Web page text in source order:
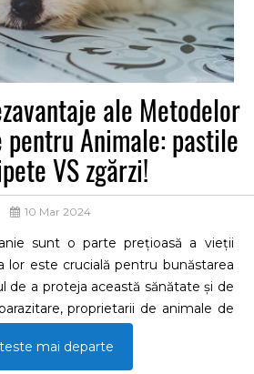
ale Metodelor
Animale: pastile
VS zgărzi!
10 Mar 2024
sunt o parte prețioasă a vieții
lor este crucială pentru bunăstarea
de a proteja această sănătate și de
proprietarii de animale de
adesea pe pastile, pipete și zgarzi
mai departe